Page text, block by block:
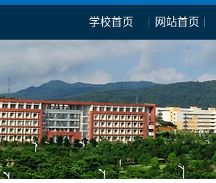
学校首页 网站首页